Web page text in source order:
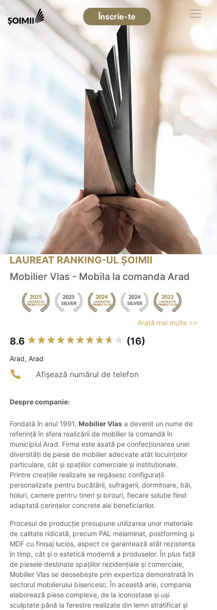
Înscrie-te
LAUREAT RANKING-UL ȘOIMII
Mobilier Vlas - Mobila la comanda Arad
Arată mai multe >>
8.6 (16)
Arad, Arad
Afișează numărul de telefon
Despre companie:
Fondată în anul 1991, Mobilier Vlas a devenit un nume de
referință în sfera realizării de mobilier la comandă în
municipiul Arad. Firma este axată pe confecționarea unei
diversități de piese de mobilier adecvate atât locuințelor
particulare, cât și spațiilor comerciale și instituționale.
Printre creațiile realizate se regăsesc configurații
personalizate pentru bucătării, sufragerii, dormitoare, băi,
holuri, camere pentru tineri și birouri, fiecare soluție fiind
adaptată cerințelor concrete ale beneficiarilor.
Procesul de producție presupune utilizarea unor materiale
de calitate ridicată, precum PAL melaminat, postforming și
MDF cu finisaj lucios, aspect ce garantează atât rezistența
în timp, cât și o estetică modernă a produselor. În plus față
de piesele destinate spațiilor rezidențiale și comerciale,
Mobilier Vlas se deosebește prin expertiza demonstrată în
sectorul mobilierului bisericesc. În această arie, compania
elaborează piese complexe, de la iconostase și uși
sculptate până la ferestre realizate din lemn stratificat și